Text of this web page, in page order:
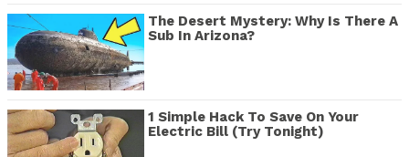
The Desert Mystery: Why Is There A
Sub In Arizona?
1 Simple Hack To Save On Your
Electric Bill (Try Tonight)